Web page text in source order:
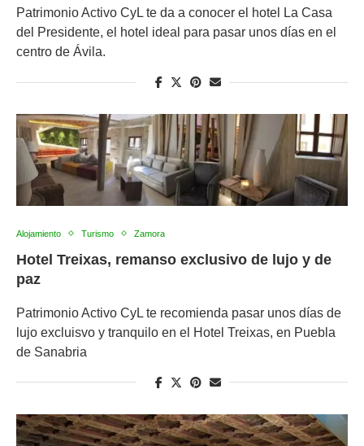
Patrimonio Activo CyL te da a conocer el hotel La Casa
del Presidente, el hotel ideal para pasar unos días en el
centro de Ávila.
Alojamiento Turismo Zamora
Hotel Treixas, remanso exclusivo de lujo y de
paz
Patrimonio Activo CyL te recomienda pasar unos días de
lujo excluisvo y tranquilo en el Hotel Treixas, en Puebla
de Sanabria